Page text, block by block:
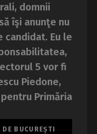
domnii
îşi anunţe nu
candidat. Eu le
5 vor fi
Piedone,
pentru Primăria
BUCUREȘTI